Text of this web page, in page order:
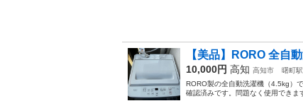
【美品】RORO 全自
10,000円 高知 高知市 曙町駅
RORO製の全自動洗濯機（4.5kg）
確認済みです。問題なく使用できま